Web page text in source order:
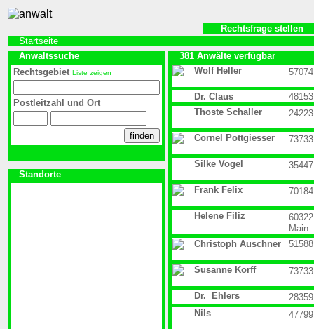
Rechtsfrage stellen
Startseite
Anwaltssuche
Rechtsgebiet Liste zeigen
Postleitzahl und Ort
Standorte
381 Anwälte verfügbar
Wolf Heller
57074
Dr. Claus
48153
Thoste Schaller
24223
Cornel Pottgiesser 73733
Silke Vogel 35447
Frank Felix 70184
Helene Filiz
60322
Main
Christoph Auschner
51588
Susanne Korff 73733
Dr. Ehlers
28359
Nils
47799